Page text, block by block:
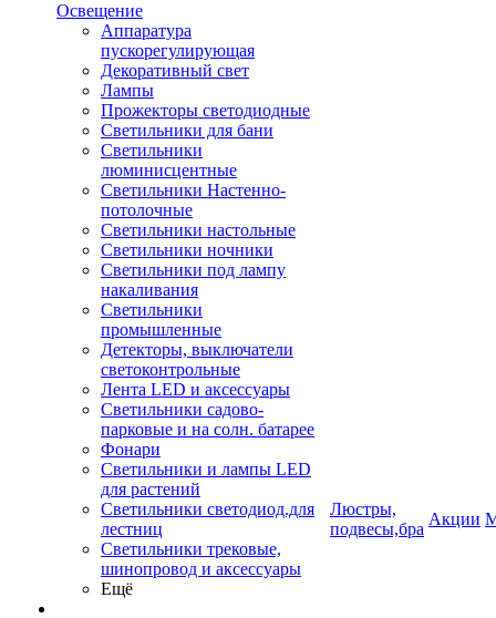
Освещение
Аппаратура
пускорегулирующая
Декоративный свет
Лампы
Прожекторы светодиодные
Светильники для бани
Светильники
люминисцентные
Светильники Настенно-
потолочные
Светильники настольные
Светильники ночники
Светильники под лампу
накаливания
Светильники
промышленные
Детекторы, выключатели
светоконтрольные
Лента LED и аксессуары
Светильники садово-
парковые и на солн. батарее
Фонари
Светильники и лампы LED
для растений
Светильники светодиод.для
лестниц
Светильники трековые,
шинопровод и аксессуары
Ещё
Люстры,
подвесы,бра
Акции